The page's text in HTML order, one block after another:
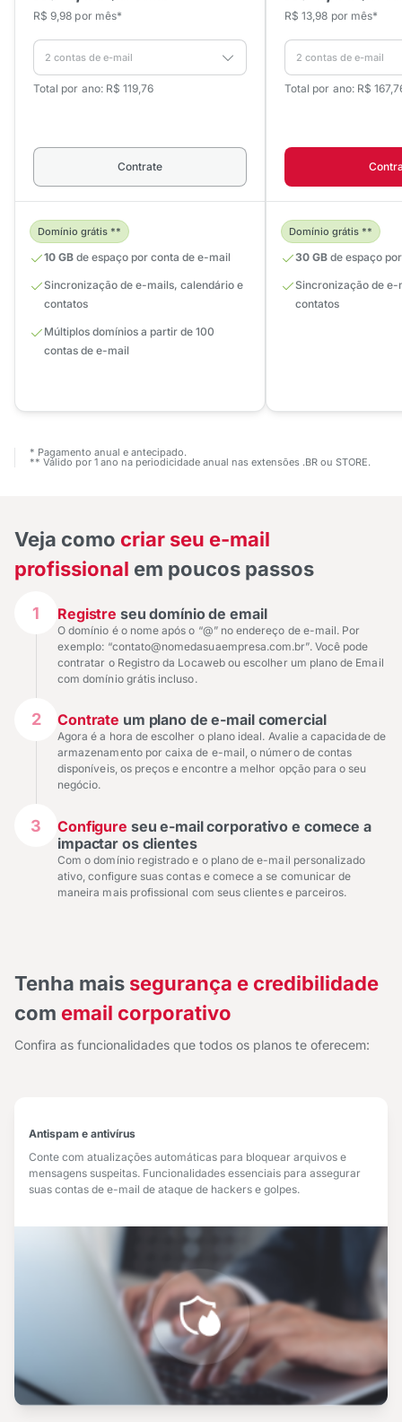
R$ 9,98 por mês*
Total por ano: R$ 119,76
Contrate
Domínio grátis **
10 GB de espaço por conta de e-mail
Sincronização de e-mails, calendário e
contatos
Múltiplos domínios a partir de 100
contas de e-mail
R$ 13,98 por mês*
Total por ano: R$
Domínio grátis **
30 GB de espaço
Sincronização de
contatos
* Pagamento anual e antecipado.
** Válido por 1 ano na periodicidade anual nas extensões .BR ou STORE.
Veja como criar seu e-mail
profissional em poucos passos
1 Registre seu domínio de email
O domínio é o nome após o “@” no endereço de e-mail. Por
exemplo: “contato@nomedasuaempresa.com.br”. Você pode
contratar o Registro da Locaweb ou escolher um plano de Email
com domínio grátis incluso.
2 Contrate um plano de e-mail comercial
Agora é a hora de escolher o plano ideal. Avalie a capacidade de
armazenamento por caixa de e-mail, o número de contas
disponíveis, os preços e encontre a melhor opção para o seu
negócio.
3 Configure seu e-mail corporativo e comece a
impactar os clientes
Com o domínio registrado e o plano de e-mail personalizado
ativo, configure suas contas e comece a se comunicar de
maneira mais profissional com seus clientes e parceiros.
Tenha mais segurança e credibilidade
com email corporativo
Confira as funcionalidades que todos os planos te oferecem:
Antispam e antivírus
Conte com atualizações automáticas para bloquear arquivos e
mensagens suspeitas. Funcionalidades essenciais para assegurar
suas contas de e-mail de ataque de hackers e golpes.